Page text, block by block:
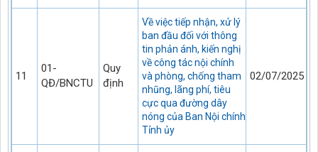
11
01-
QĐ/BNCTU
Quy
định
Về việc tiếp nhận, xử lý
ban đầu đối với thông
tin phản ánh, kiến nghị
về công tác nội chính
và phòng, chống tham
nhũng, lãng phí, tiêu
cực qua đường dây
nóng của Ban Nội chính
Tỉnh ủy
02/07/2025